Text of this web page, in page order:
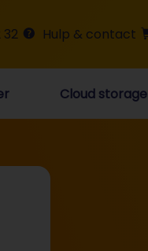
32 Hulp & contact
Cloud storage